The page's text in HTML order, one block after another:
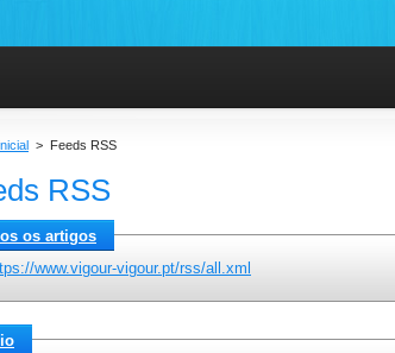
> Feeds RSS
RSS
os artigos
www.vigour-vigour.pt/rss/all.xml